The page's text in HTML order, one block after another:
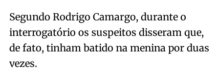
Segundo Rodrigo Camargo, durante o
interrogatório os suspeitos disseram que,
de fato, tinham batido na menina por duas
vezes.